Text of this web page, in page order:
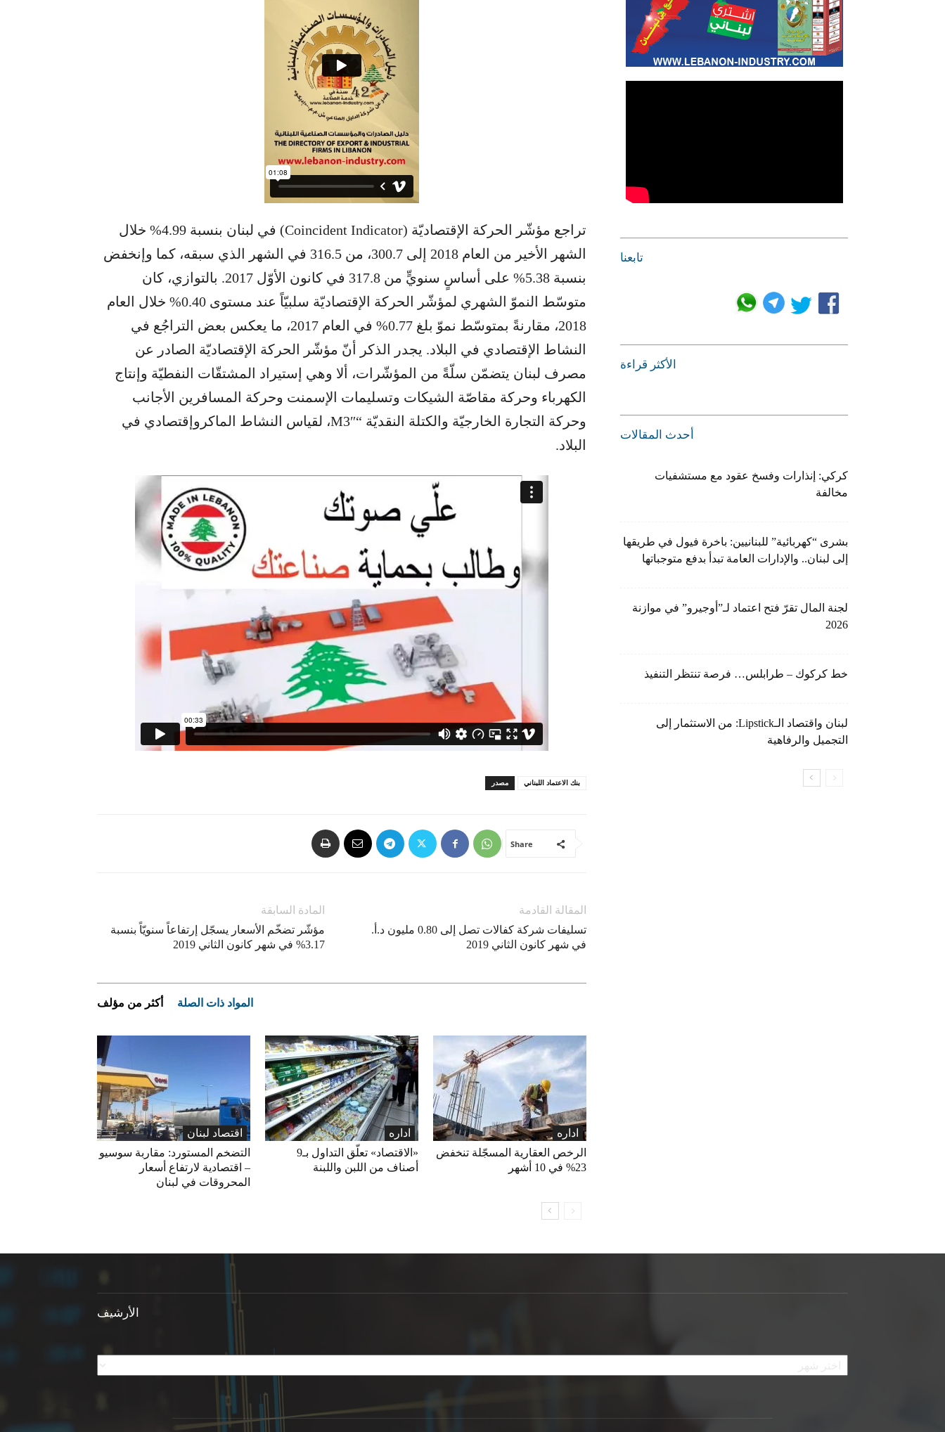
تراجع مؤشّر الحركة الإقتصاديّة (Coincident Indicator) في لبنان بنسبة 4.99% خلال
الشهر الأخير من العام 2018 إلى 300.7، من 316.5 في الشهر الذي سبقه، كما وإنخفض
بنسبة 5.38% على أساسٍ سنويٍّ من 317.8 في كانون الأوّل 2017. بالتوازي، كان
متوسّط النموّ الشهري لمؤشّر الحركة الإقتصاديّة سلبيّاً عند مستوى 0.40% خلال العام
2018، مقارنةً بمتوسّط نموّ بلغ 0.77% في العام 2017، ما يعكس بعض التراجُع في
النشاط الإقتصادي في البلاد. يجدر الذكر أنّ مؤشّر الحركة الإقتصاديّة الصادر عن
مصرف لبنان يتضمّن سلّةً من المؤشّرات، ألا وهي إستيراد المشتقّات النفطيّة وإنتاج
الكهرباء وحركة مقاصّة الشيكات وتسليمات الإسمنت وحركة المسافرين الأجانب
وحركة التجارة الخارجيّة والكتلة النقديّة “M3″، لقياس النشاط الماكروإقتصادي في
البلاد.
مصدر بنك الاعتماد اللبناني
Share
المادة السابقة
مؤشّر تضخّم الأسعار يسجّل إرتفاعاً سنويّاً بنسبة
3.17% في شهر كانون الثاني 2019
المقالة القادمة
تسليفات شركة كفالات تصل إلى 0.80 مليون د.أ.
في شهر كانون الثاني 2019
المواد ذات الصلة أكثر من مؤلف
اقتصاد لبنان
التضخم المستورد: مقاربة سوسيو
– اقتصادية لارتفاع أسعار
المحروقات في لبنان
اداره
«الاقتصاد» تعلّق التداول بـ9
أصناف من اللبن واللبنة
اداره
الرخص العقارية المسجّلة تنخفض
23% في 10 أشهر
تابعنا
الأكثر قراءة
أحدث المقالات
كركي: إنذارات وفسخ عقود مع مستشفيات
مخالفة
بشرى “كهربائية” للبنانيين: باخرة فيول في طريقها
إلى لبنان.. والإدارات العامة تبدأ بدفع متوجباتها
لجنة المال تقرّ فتح اعتماد لـ”أوجيرو” في موازنة
2026
خط كركوك – طرابلس… فرصة تنتظر التنفيذ
لبنان واقتصاد الـLipstick: من الاستثمار إلى
التجميل والرفاهية
الأرشيف
الأرشيف